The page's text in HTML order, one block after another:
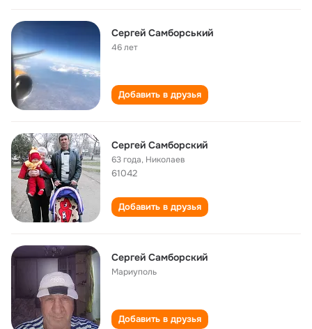
Сергей Самборський
46 лет
Добавить в друзья
Сергей Самборский
63 года, Николаев
61042
Добавить в друзья
Сергей Самборский
Мариуполь
Добавить в друзья